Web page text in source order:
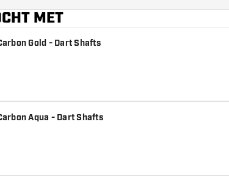
MET
Gold - Dart Shafts
Aqua - Dart Shafts